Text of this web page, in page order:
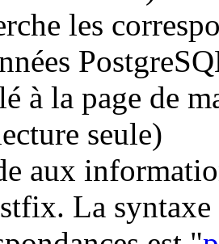
les
à la page de
seule)
aux
La